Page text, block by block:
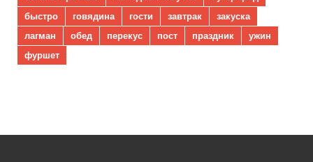
быстро
говядина гости завтрак
закуска
лагман
обед перекус пост праздник
ужин
фуршет